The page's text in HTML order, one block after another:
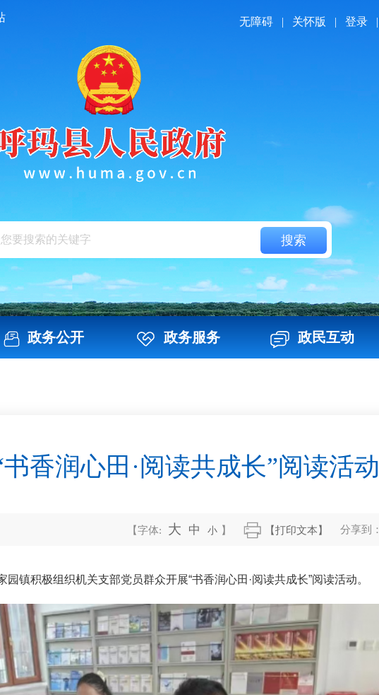
无障碍 | 关怀版 | 登录 |
搜索
政务公开 政务服务 政民互动
香润心田·阅读共成长”阅读活动
【字体: 大 中 小 】 【打印文本】 分享到：
园镇积极组织机关支部党员群众开展“书香润心田·阅读共成长”阅读活动。